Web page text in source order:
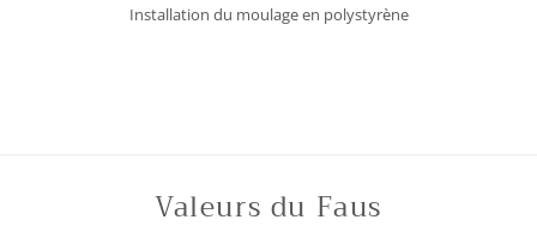
Installation du moulage en polystyrène
Valeurs du Faus